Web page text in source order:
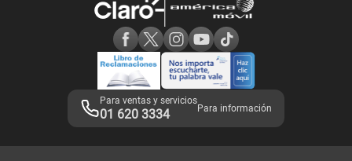
Adquirientes iPhone 6, 6S y SE
Mensaje de Seguridad
Términos y Condiciones de Tienda Claro
Libro de Reclamaciones
Legales de marketplace
Para ventas y servicios
01 620 3334 Para información